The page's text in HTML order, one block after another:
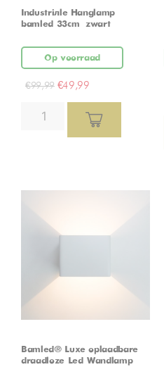
Industriële Hanglamp
bamled 33cm – zwart
Op voorraad
€99,99 €49,99
Bamled® Luxe oplaadbare
draadloze Led Wandlamp